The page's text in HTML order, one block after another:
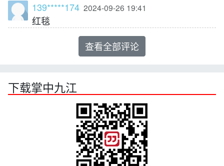
139*****174 2024-09-26 19:41
红毯
查看全部评论
下载掌中九江